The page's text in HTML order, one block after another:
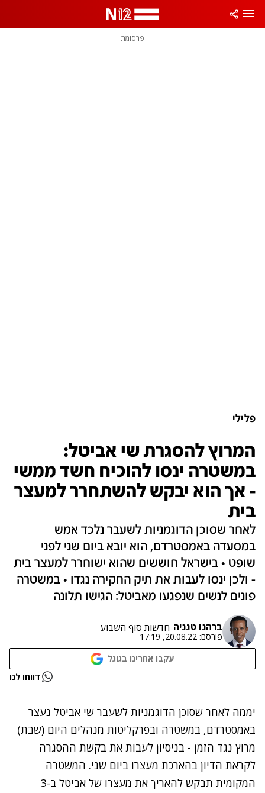
פרסומת
פלילי
המרוץ להסגרת שי אביטל:
במשטרה ינסו להוכיח חשד ממשי
- אך הוא יבקש להשתחרר למעצר
בית
לאחר שסוכן הדוגמניות לשעבר נלכד אמש
במסעדה באמסטרדם, הוא יובא ביום שני לפני
שופט • בישראל חוששים שהוא ישוחרר למעצר בית
- ולכן ינסו לעבות את תיק החקירה נגדו • במשטרה
פונים לנשים שנפגעו מאביטל: הגישו תלונה
ברהנו טגניה חדשות סוף השבוע
פורסם: 20.08.22, 17:19
עקבו אחרינו בגוגל
נתקלנו בבעיה דווחו לנו
יממה לאחר שסוכן הדוגמניות לשעבר שי אביטל נעצר
באמסטרדם, במשטרה ובפרקליטות מנהלים היום (שבת)
מרוץ נגד הזמן - בניסיון לעבות את בקשת ההסגרה
לקראת הדיון בהארכת מעצרו ביום שני. המשטרה
המקומית תבקש להאריך את מעצרו של אביטל ב-3